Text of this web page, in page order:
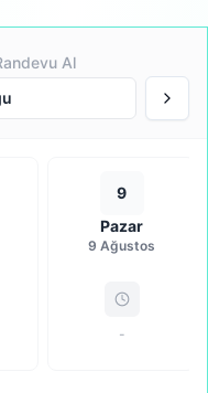
Al
9
Pazar
9 Ağustos
-